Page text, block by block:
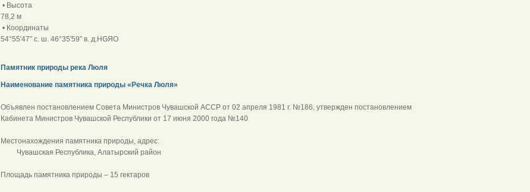
• Высота
78,2 м
• Координаты
54°55′47″ с. ш. 46°35′59″ в. д.HGЯO
Памятник природы река Люля
Наименование памятника природы «Речка Люля»
Объявлен постановлением Совета Министров Чувашской АССР от 02 апреля 1981 г. №186, утвержден постановлением
Кабинета Министров Чувашской Республики от 17 июня 2000 года №140
Местонахождения памятника природы, адрес:
Чувашская Республика, Алатырский район
Площадь памятника природы – 15 гектаров